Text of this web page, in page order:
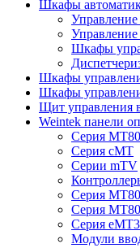
Шкафы
Шкафы
Шкафы
Шкафы
Щит управления
Weintek панели
Серия
Серия cMT
Серии mTV
Серия
Серия
Серия
Модули